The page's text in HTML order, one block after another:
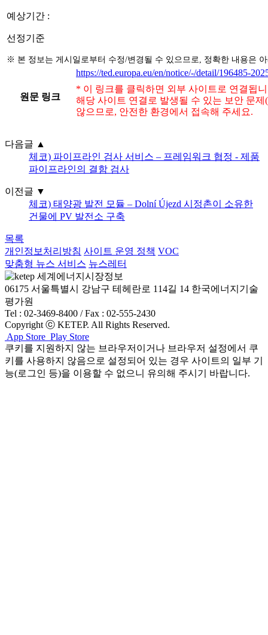
예상기간 :
선정기준
※ 본 정보는 게시일로부터 수정/변경될 수 있으므로, 정확한 내용은
원문 링크
https://ted.europa.eu/en/notice/-/detail/196485-
* 이 링크를 클릭하면 외부 사이트로 연결됩
해당 사이트 연결로 발생될 수 있는 보안 문
않으므로, 안전한 환경에서 접속해 주세요.
다음글 ▲
체코) 파이프라인 검사 서비스 – 프레임워크 협정 - 제품
파이프라인의 결함 검사
이전글 ▼
체코) 태양광 발전 모듈 – Dolní Újezd ​​시정촌이 소유한
건물에 PV 발전소 구축
목록
개인정보처리방침 사이트 운영 정책 VOC
맞춤형 뉴스 서비스 뉴스레터
06175 서울특별시 강남구 테헤란로 114길 14 한국에너지기술
평가원
Tel : 02-3469-8400 / Fax : 02-555-2430
Copyright ⓒ KETEP. All Rights Reserved.
App Store Play Store
쿠키를 지원하지 않는 브라우저이거나 브라우저 설정에서 쿠
키를 사용하지 않음으로 설정되어 있는 경우 사이트의 일부 기
능(로그인 등)을 이용할 수 없으니 유의해 주시기 바랍니다.